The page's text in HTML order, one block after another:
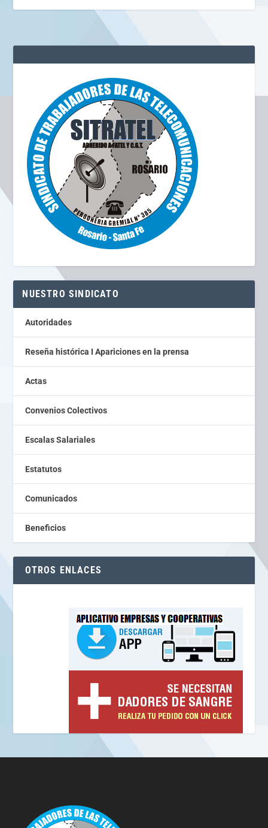
NUESTRO SINDICATO
Autoridades
Reseña histórica I Apariciones en la prensa
Actas
Convenios Colectivos
Escalas Salariales
Estatutos
Comunicados
Beneficios
OTROS ENLACES